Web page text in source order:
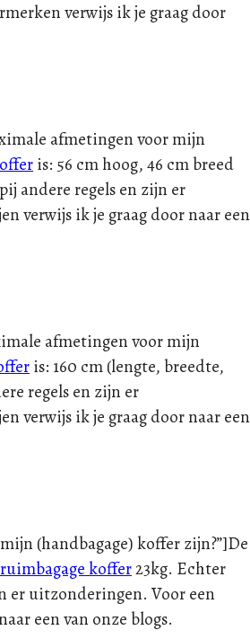
verwijs ik je graag door
afmetingen voor mijn
is: 56 cm hoog, 46 cm breed
andere regels en zijn er
verwijs ik je graag door naar een
afmetingen voor mijn
is: 160 cm (lengte, breedte,
regels en zijn er
verwijs ik je graag door naar een
(handbagage) koffer zijn?”]De
ruimbagage koffer23kg. Echter
er uitzonderingen. Voor een
een van onze blogs.